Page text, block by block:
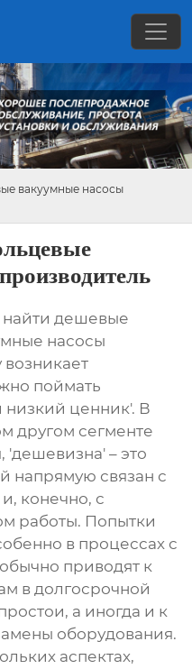
вакуумные насосы
найтидешевые
насосы
возникает
поймать
низкий ценник'. В
другом сегменте
'дешевизна' – это
напрямую связан с
конечно, с
работы. Попытки
в процессах с
приводят к
в долгосрочной
а иногда и к
оборудования.
аспектах,